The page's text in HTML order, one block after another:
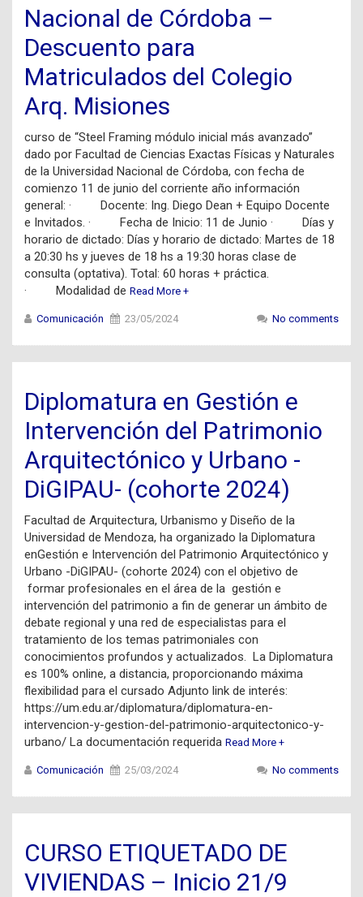
Nacional de Córdoba –
Descuento para
Matriculados del Colegio
Arq. Misiones
curso de “Steel Framing módulo inicial más avanzado”
dado por Facultad de Ciencias Exactas Físicas y Naturales
de la Universidad Nacional de Córdoba, con fecha de
comienzo 11 de junio del corriente año información
general: · Docente: Ing. Diego Dean + Equipo Docente
e Invitados. · Fecha de Inicio: 11 de Junio · Días y
horario de dictado: Días y horario de dictado: Martes de 18
a 20:30 hs y jueves de 18 hs a 19:30 horas clase de
consulta (optativa). Total: 60 horas + práctica.
· Modalidad de Read More +
Comunicación 23/05/2024 No comments
Diplomatura en Gestión e
Intervención del Patrimonio
Arquitectónico y Urbano -
DiGIPAU- (cohorte 2024)
Facultad de Arquitectura, Urbanismo y Diseño de la
Universidad de Mendoza, ha organizado la Diplomatura
enGestión e Intervención del Patrimonio Arquitectónico y
Urbano -DiGIPAU- (cohorte 2024) con el objetivo de
formar profesionales en el área de la gestión e
intervención del patrimonio a fin de generar un ámbito de
debate regional y una red de especialistas para el
tratamiento de los temas patrimoniales con
conocimientos profundos y actualizados. La Diplomatura
es 100% online, a distancia, proporcionando máxima
flexibilidad para el cursado Adjunto link de interés:
https://um.edu.ar/diplomatura/diplomatura-en-
intervencion-y-gestion-del-patrimonio-arquitectonico-y-
urbano/ La documentación requerida Read More +
Comunicación 25/03/2024 No comments
CURSO ETIQUETADO DE
VIVIENDAS – Inicio 21/9